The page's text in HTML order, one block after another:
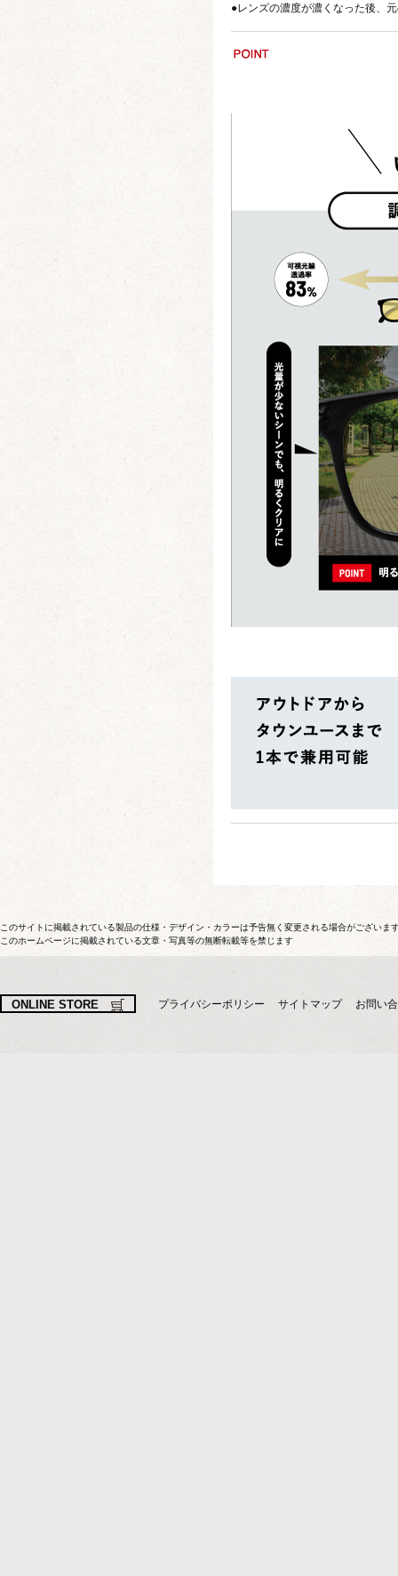
●レンズの濃度が濃くなった後、
このサイトに掲載されている製品の仕様・デザイン・カラーは予告無く変更される場合がござい
このホームページに掲載されている文章・写真等の無断転載等を禁じます
ONLINE STORE プライバシーポリシー サイトマップ お問い